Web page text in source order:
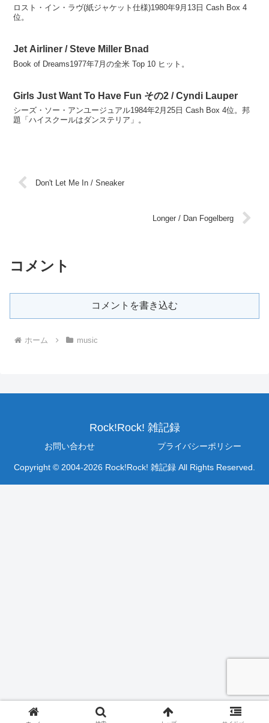
ロスト・イン・ラヴ(紙ジャケット仕様)1980年9月13日 Cash Box 4
位。
Jet Airliner / Steve Miller Bnad
Book of Dreams1977年7月の全米 Top 10 ヒット。
Girls Just Want To Have Fun その2 / Cyndi Lauper
シーズ・ソー・アンユージュアル1984年2月25日 Cash Box 4位。邦
題「ハイスクールはダンステリア」。
Don't Let Me In / Sneaker
Longer / Dan Fogelberg
コメント
コメントを書き込む
ホーム music
Rock!Rock! 雑記録
お問い合わせ プライバシーポリシー
Copyright © 2004-2026 Rock!Rock! 雑記録 All Rights Reserved.